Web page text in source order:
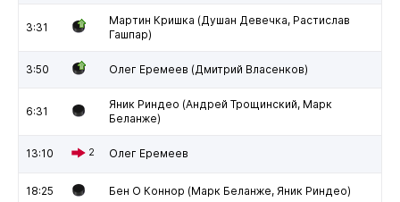
3:31
Мартин Кришка (Душан Девечка, Растислав
Гашпар)
3:50 Олег Еремеев (Дмитрий Власенков)
6:31
Яник Риндео (Андрей Трощинский, Марк
Беланже)
13:10 2 Олег Еремеев
18:25 Бен О Коннор (Марк Беланже, Яник Риндео)